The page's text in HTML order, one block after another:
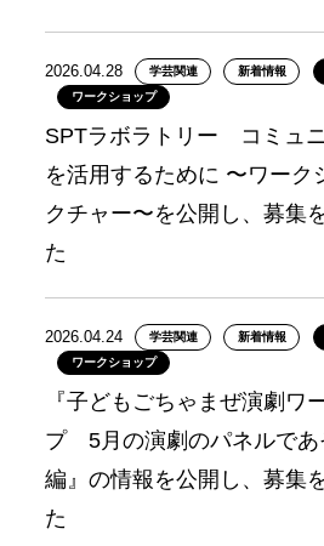
2026.04.28 学芸関連 新着情報
ワークショップ
SPTラボラトリー コミュ
を活用するために 〜ワーク
クチャー〜を公開し、募集
た
2026.04.24 学芸関連 新着情報
ワークショップ
『子どもごちゃまぜ演劇ワ
プ 5月の演劇のパネルであ
編』の情報を公開し、募集
た